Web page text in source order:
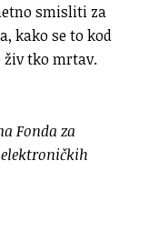
smisliti za
kako se to kod
živ tko mrtav.
Fonda za